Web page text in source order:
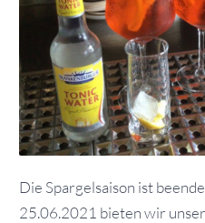
Die Spargelsaison ist
25.06.2021 bieten wir